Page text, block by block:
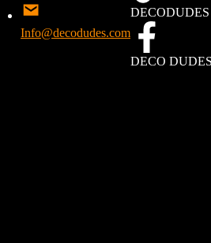
en ons verkeer te analyseren. Door op
Info@decodudes.com
DECODUDES
DECO